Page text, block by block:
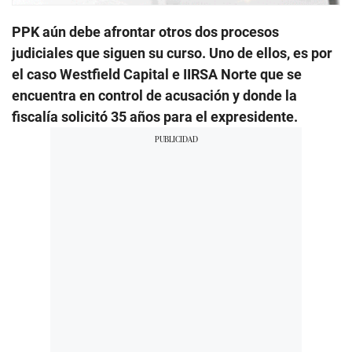
PPK aún debe afrontar otros dos procesos
judiciales que siguen su curso. Uno de ellos, es por
el caso Westfield Capital e IIRSA Norte que se
encuentra en control de acusación y donde la
fiscalía solicitó 35 años para el expresidente.